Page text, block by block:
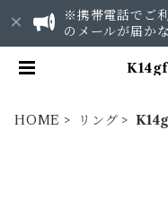
※携帯電話でご
のメールが届か
HOME リング